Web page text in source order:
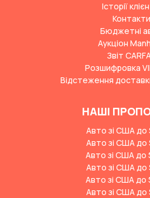
Історії
Контакти
Бюджетні
Аукціон
Звіт
Розшифровка
Відстеження
НАШІ
Авто зі США до
Авто зі США до
Авто зі США до
Авто зі США до
Авто зі США до
Авто зі США до